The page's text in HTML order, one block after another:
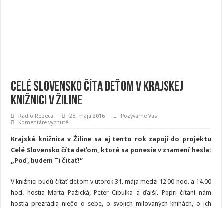
Celé Slovensko číta deťom v Krajskej
knižnici v Žiline
Rádio Rebeca 25. mája 2016
Pozývame Vás
Komentáre vypnuténa
Slovensko
číta
deťom
Krajskej
Žiline
Krajská knižnica v Žiline sa aj tento rok zapojí do projektu
Celé Slovensko číta deťom, ktoré sa ponesie v znamení hesla:
„Poď, budem Ti čítať!“
V knižnici budú čítať deťom v utorok 31. mája medzi 12.00 hod. a 14.00
hod. hostia Marta Pažická, Peter Cibulka a ďalší. Popri čítaní nám
hostia prezradia niečo o sebe, o svojich milovaných knihách, o ich